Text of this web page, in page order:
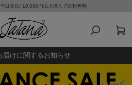
日発送/ 10,000円以上購入で送料無料
届けに関するお知らせ